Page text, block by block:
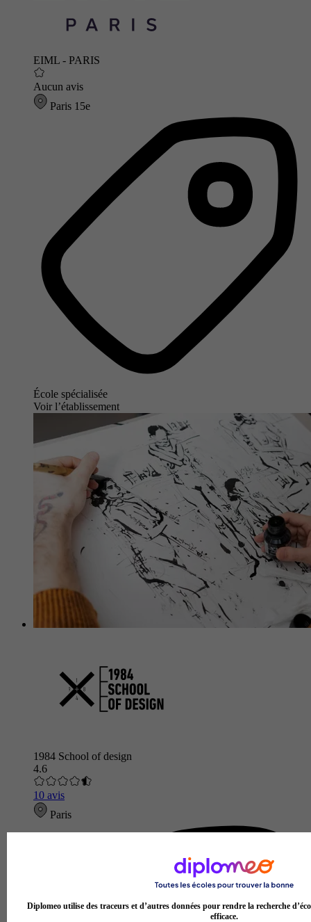
EIML - PARIS
Aucun avis
Paris 15e
École spécialisée
Voir l’établissement
1984 School of design
4.6
10 avis
Paris
Diplomeo utilise des traceurs et d’autres données pour rendre la recherche
efficace.